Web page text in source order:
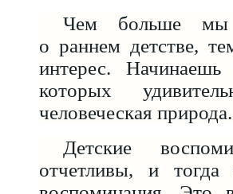
Чем больше мы
о раннем детстве,
интерес.
которых
человеческая природа.
Детские
отчетливы, и тогда